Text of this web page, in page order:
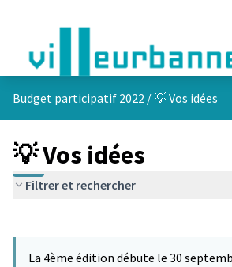
Budget participatif 2022 /💡 Vos idées
💡 Vos idées
Filtrer et rechercher
−
La 4ème édition débute le 30